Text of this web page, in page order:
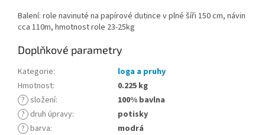
Balení: role navinuté na papírové dutince v plné šíři 150 cm, návin
cca 110m, hmotnost role 23-25kg
Doplňkové parametry
Kategorie:
loga a pruhy
Hmotnost:
0.225 kg
? složení:
100% bavlna
? druh úpravy:
potisky
? barva:
modrá